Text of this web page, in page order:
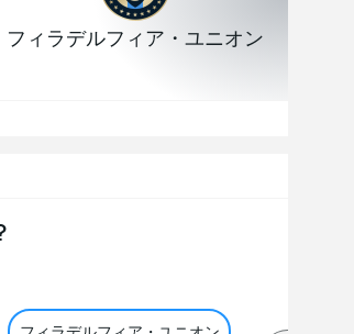
フィラデルフィア・ユニオン